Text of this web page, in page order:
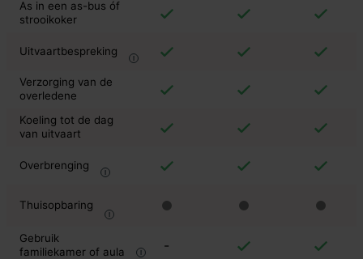
As in een as-bus óf
strooikoker
Uitvaartbespreking
Verzorging van de
overledene
Koeling tot de dag
van uitvaart
Overbrenging
Thuisopbaring
Gebruik
familiekamer of aula
-